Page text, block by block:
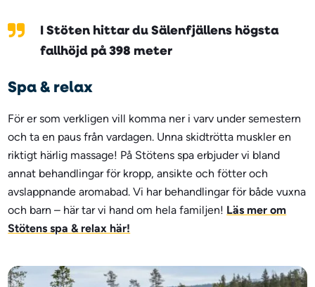
I Stöten hittar du Sälenfjällens högsta
fallhöjd på 398 meter
Spa & relax
För er som verkligen vill komma ner i varv under semestern
och ta en paus från vardagen. Unna skidtrötta muskler en
riktigt härlig massage! På Stötens spa erbjuder vi bland
annat behandlingar för kropp, ansikte och fötter och
avslappnande aromabad. Vi har behandlingar för både vuxna
och barn – här tar vi hand om hela familjen! Läs mer om
Stötens spa & relax här!